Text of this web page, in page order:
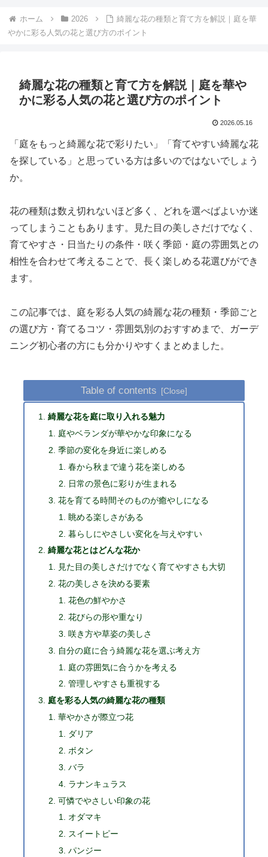
ホーム 2026
綺麗な花の種類と育て方を解説｜庭を華
やかに彩る人気の花と選び方のポイント
綺麗な花の種類と育て方を解説｜庭を華や
かに彩る人気の花と選び方のポイント
2026.05.16
「庭をもっと綺麗な花で彩りたい」「育てやすい綺麗な花
を探している」と思っている方は多いのではないでしょう
か。
花の種類は数え切れないほど多く、どれを選べばよいか迷
ってしまうこともあります。見た目の美しさだけでなく、
育てやすさ・日当たりの条件・咲く季節・庭の雰囲気との
相性を合わせて考えることで、長く楽しめる花選びができ
ます。
この記事では、庭を彩る人気の綺麗な花の種類・季節ごと
の選び方・育てるコツ・雰囲気別のおすすめまで、ガーデ
ニング初心者の方にも分かりやすくまとめました。
Table of contents
綺麗な花を庭に取り入れる魅力
庭やベランダが華やかな印象になる
季節の変化を身近に楽しめる
春から秋まで違う花を楽しめる
日常の景色に彩りが生まれる
花を育てる時間そのものが癒やしになる
眺める楽しさがある
暮らしにやさしい変化を与えやすい
綺麗な花とはどんな花か
見た目の美しさだけでなく育てやすさも大切
花の美しさを決める要素
花色の鮮やかさ
花びらの形や重なり
咲き方や草姿の美しさ
自分の庭に合う綺麗な花を選ぶ考え方
庭の雰囲気に合うかを考える
管理しやすさも重視する
庭を彩る人気の綺麗な花の種類
華やかさが際立つ花
ダリア
ボタン
バラ
ラナンキュラス
可憐でやさしい印象の花
オダマキ
スイートピー
パンジー